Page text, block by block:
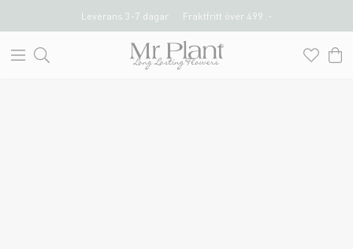
Leverans 3-7 dagar Fraktfritt över 499 :-